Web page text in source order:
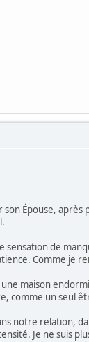
Épouse, après
sensation de
Comme je
maison
comme un seul
notre relation,
Je ne suis